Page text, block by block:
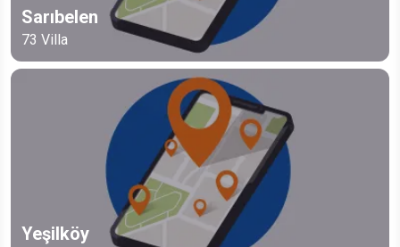
Sarıbelen
73 Villa
Yeşilköy